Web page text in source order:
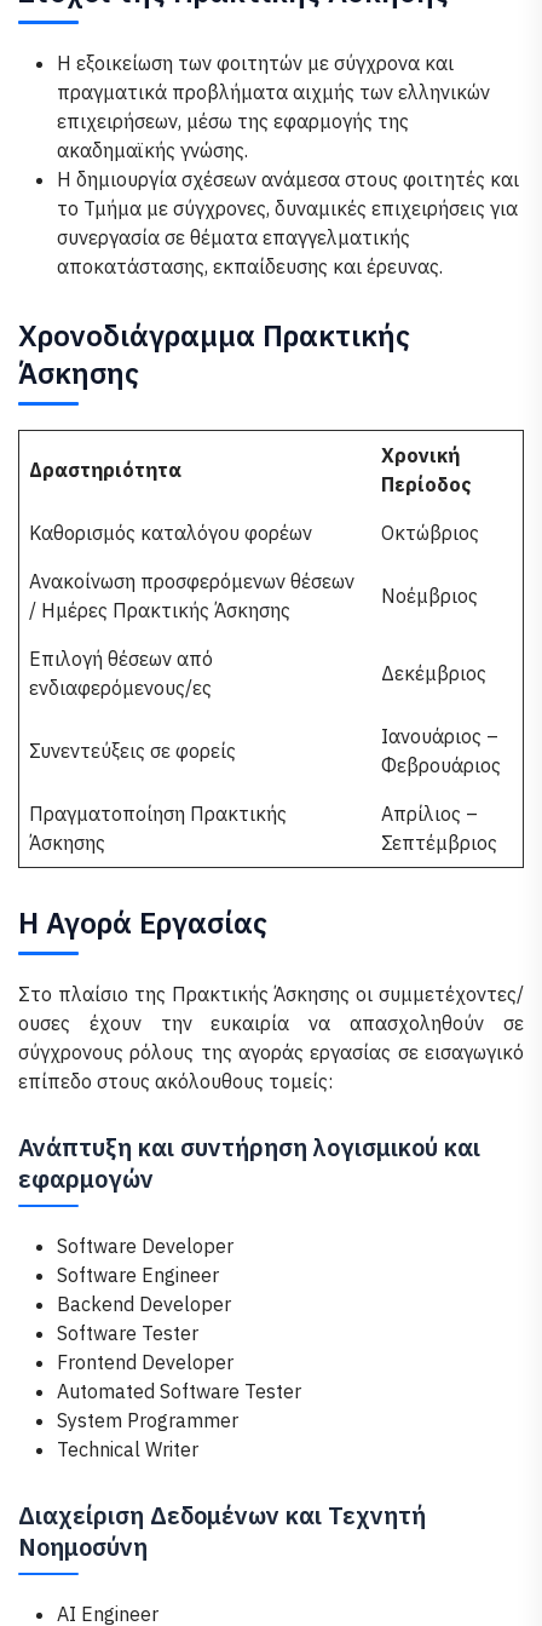
Η εξοικείωση των φοιτητών με σύγχρονα και
πραγματικά προβλήματα αιχμής των ελληνικών
επιχειρήσεων, μέσω της εφαρμογής της
ακαδημαϊκής γνώσης.
Η δημιουργία σχέσεων ανάμεσα στους φοιτητές και
το Τμήμα με σύγχρονες, δυναμικές επιχειρήσεις για
συνεργασία σε θέματα επαγγελματικής
αποκατάστασης, εκπαίδευσης και έρευνας.
Χρονοδιάγραμμα Πρακτικής
Άσκησης
Δραστηριότητα
Χρονική
Περίοδος
Καθορισμός καταλόγου φορέων
Οκτώβριος
Ανακοίνωση προσφερόμενων θέσεων
/ Ημέρες Πρακτικής Άσκησης
Νοέμβριος
Επιλογή θέσεων από
ενδιαφερόμενους/ες
Δεκέμβριος
Συνεντεύξεις σε φορείς
Ιανουάριος –
Φεβρουάριος
Πραγματοποίηση Πρακτικής
Άσκησης
Απρίλιος –
Σεπτέμβριος
Η Αγορά Εργασίας
Στο πλαίσιο της Πρακτικής Άσκησης οι συμμετέχοντες/
ουσες έχουν την ευκαιρία να απασχοληθούν σε
σύγχρονους ρόλους της αγοράς εργασίας σε εισαγωγικό
επίπεδο στους ακόλουθους τομείς:
Ανάπτυξη και συντήρηση λογισμικού και
εφαρμογών
Software Developer
Software Engineer
Backend Developer
Software Tester
Frontend Developer
Automated Software Tester
System Programmer
Technical Writer
Διαχείριση Δεδομένων και Τεχνητή
Νοημοσύνη
AI Engineer